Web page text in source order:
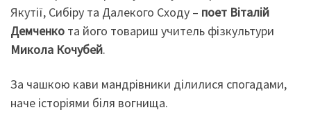
Якутії, Сибіру та Далекого Сходу – поет Віталій
Демченко та його товариш учитель фізкультури
Микола Кочубей.
За чашкою кави мандрівники ділилися спогадами,
наче історіями біля вогнища.